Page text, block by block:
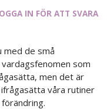
IN FÖR ATT SVARA
med de små
som
men det är
våra rutiner